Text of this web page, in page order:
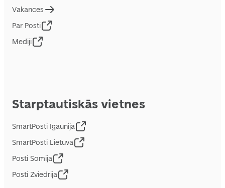
Vakances
Par Posti
Mediji
Starptautiskās vietnes
SmartPosti Igaunija
SmartPosti Lietuva
Posti Somija
Posti Zviedrija